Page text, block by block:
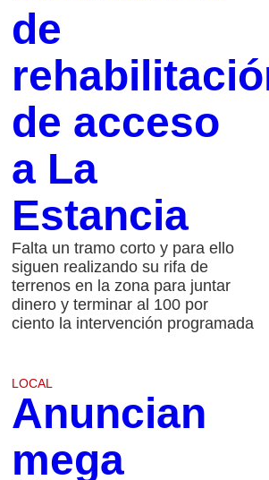
de
de acceso
a La
Estancia
Falta un tramo corto y para ello
siguen realizando su rifa de
terrenos en la zona para juntar
dinero y terminar al 100 por
ciento la intervención programada
LOCAL
Anuncian
mega